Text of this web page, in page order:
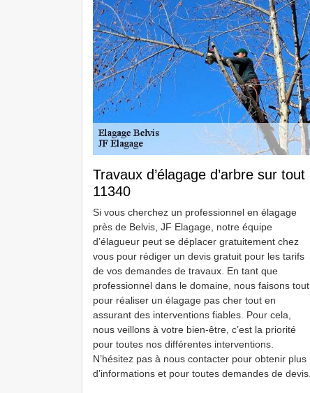
Travaux d’élagage d’arbre sur tout
11340
Si vous cherchez un professionnel en élagage
près de Belvis, JF Elagage, notre équipe
d’élagueur peut se déplacer gratuitement chez
vous pour rédiger un devis gratuit pour les tarifs
de vos demandes de travaux. En tant que
professionnel dans le domaine, nous faisons tout
pour réaliser un élagage pas cher tout en
assurant des interventions fiables. Pour cela,
nous veillons à votre bien-être, c’est la priorité
pour toutes nos différentes interventions.
N’hésitez pas à nous contacter pour obtenir plus
d’informations et pour toutes demandes de devis.